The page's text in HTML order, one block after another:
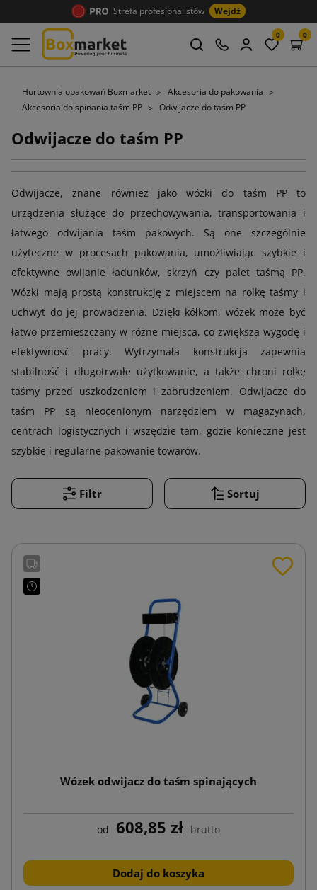
Strefa profesjonalistów Wejdź
0 0
Hurtownia opakowań Boxmarket
Akcesoria do pakowania
Akcesoria do spinania taśm PP
Odwijacze do taśm PP
Odwijacze do taśm PP
Odwijacze, znane również jako wózki do taśm PP to
urządzenia służące do przechowywania, transportowania i
łatwego odwijania taśm pakowych. Są one szczególnie
użyteczne w procesach pakowania, umożliwiając szybkie i
efektywne owijanie ładunków, skrzyń czy palet taśmą PP.
Wózki mają prostą konstrukcję z miejscem na rolkę taśmy i
uchwyt do jej prowadzenia. Dzięki kółkom, wózek może być
łatwo przemieszczany w różne miejsca, co zwiększa wygodę i
efektywność pracy. Wytrzymała konstrukcja zapewnia
stabilność i długotrwałe użytkowanie, a także chroni rolkę
taśmy przed uszkodzeniem i zabrudzeniem. Odwijacze do
taśm PP są nieocenionym narzędziem w magazynach,
centrach logistycznych i wszędzie tam, gdzie konieczne jest
szybkie i regularne pakowanie towarów.
Filtr Sortuj
Wózek odwijacz do taśm spinających
od 608,85 zł brutto
Dodaj do koszyka